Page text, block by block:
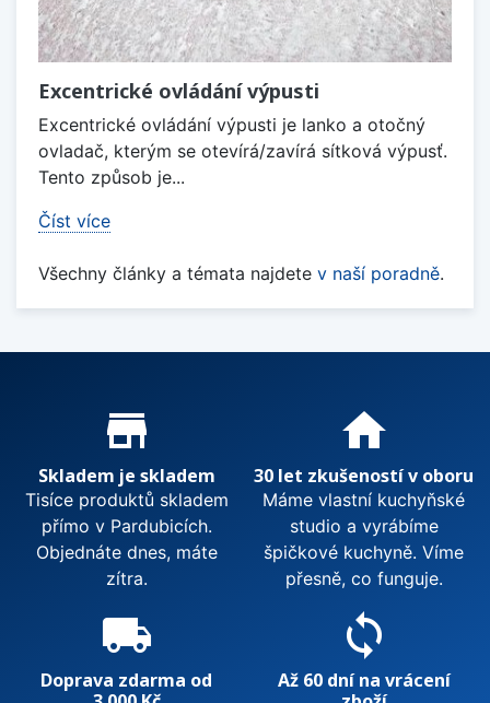
Excentrické ovládání výpusti
Excentrické ovládání výpusti je lanko a otočný
ovladač, kterým se otevírá/zavírá sítková výpusť.
Tento způsob je...
Číst více
Všechny články a témata najdete v naší poradně.
Proč nakupovat u nás?
store_mall_directory
Skladem je skladem
Tisíce produktů skladem
přímo v Pardubicích.
Objednáte dnes, máte
zítra.
home
30 let zkušeností v oboru
Máme vlastní kuchyňské
studio a vyrábíme
špičkové kuchyně. Víme
přesně, co funguje.
local_shipping
Doprava zdarma od
sync
Až 60 dní na vrácení